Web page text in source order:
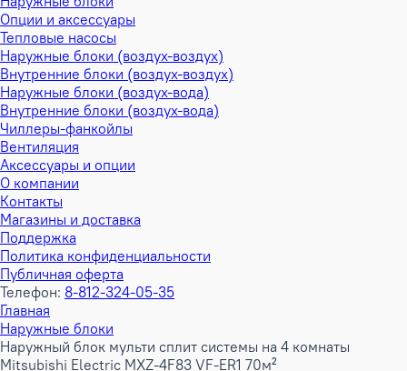
Опции и аксессуары
Тепловые насосы
Наружные блоки (воздух-воздух)
Внутренние блоки (воздух-воздух)
Наружные блоки (воздух-вода)
Внутренние блоки (воздух-вода)
Чиллеры-фанкойлы
Вентиляция
Аксессуары и опции
О компании
Контакты
Магазины и доставка
Поддержка
Политика конфиденциальности
Публичная оферта
Телефон: 8-812-324-05-35
Главная
Наружные блоки
Наружный блок мульти сплит системы на 4 комнаты
Mitsubishi Electric MXZ-4F83 VF-ER1 70м²